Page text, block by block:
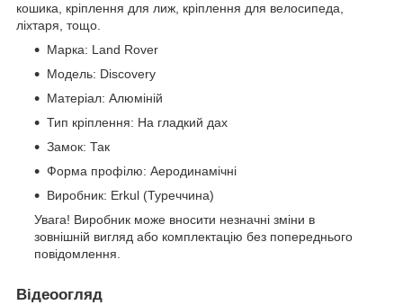
кошика, кріплення для лиж, кріплення для велосипеда,
ліхтаря, тощо.
Марка: Land Rover
Модель: Discovery
Матеріал: Алюміній
Тип кріплення: На гладкий дах
Замок: Так
Форма профілю: Аеродинамічні
Виробник: Erkul (Туреччина)
Увага! Виробник може вносити незначні зміни в
зовнішній вигляд або комплектацію без попереднього
повідомлення.
Відеоогляд